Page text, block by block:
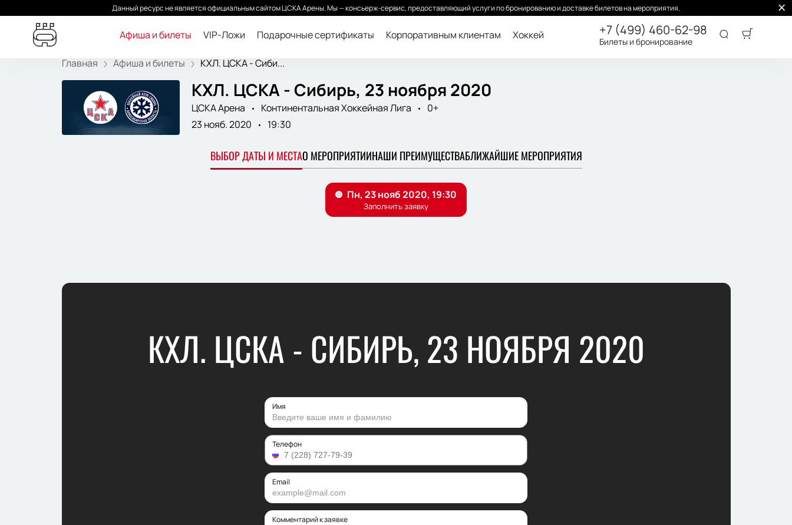
Данный ресурс не является официальным сайтом ЦСКА Арены. Мы — консьерж-сервис, предоставляющий услуги по бронированию и доставке билетов на мероприятия.
Афиша и билеты VIP-Ложи Подарочные сертификаты Корпоративным клиентам Хоккей +7 (499) 460-62-98
Билеты и бронирование
Главная Афиша и билеты КХЛ. ЦСКА - Сиби...
КХЛ. ЦСКА - Сибирь, 23 ноября 2020
ЦСКА Арена Континентальная Хоккейная Лига
0+
23 нояб. 2020
19:30
ВЫБОР ДАТЫ И МЕСТАО МЕРОПРИЯТИИНАШИ ПРЕИМУЩЕСТВАБЛИЖАЙШИЕ МЕРОПРИЯТИЯ
КХЛ. ЦСКА - СИБИРЬ, 23 НОЯБРЯ 2020
Имя
Телефон
Email
Комментарий к заявке